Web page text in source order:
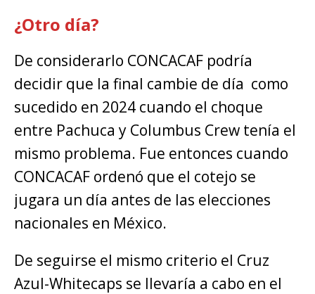
¿Otro día?
De considerarlo CONCACAF podría
decidir que la final cambie de día como
sucedido en 2024 cuando el choque
entre Pachuca y Columbus Crew tenía el
mismo problema. Fue entonces cuando
CONCACAF ordenó que el cotejo se
jugara un día antes de las elecciones
nacionales en México.
De seguirse el mismo criterio el Cruz
Azul-Whitecaps se llevaría a cabo en el